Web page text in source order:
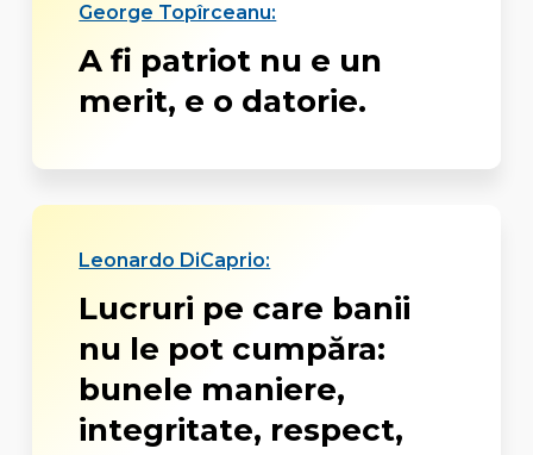
George Topîrceanu:
A fi patriot nu e un
merit, e o datorie.
Leonardo DiCaprio:
Lucruri pe care banii
nu le pot cumpăra:
bunele maniere,
integritate, respect,